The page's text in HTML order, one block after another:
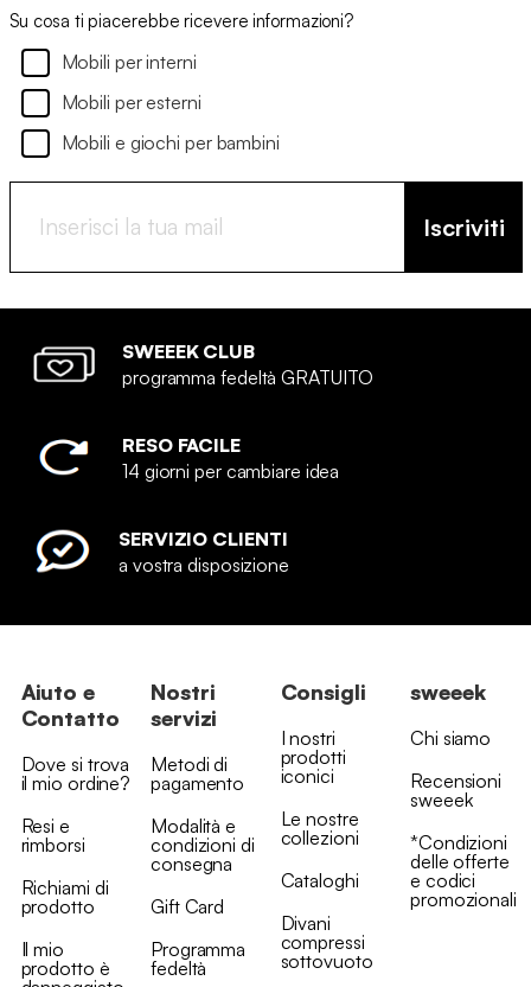
Su cosa ti piacerebbe ricevere informazioni?
Mobili per interni
Mobili per esterni
Mobili e giochi per bambini
Iscriviti
SWEEEK CLUB
programma fedeltà GRATUITO
RESO FACILE
14 giorni per cambiare idea
SERVIZIO CLIENTI
a vostra disposizione
Aiuto e
Contatto
Dove si trova
il mio ordine?
Resi e
rimborsi
Richiami di
prodotto
Il mio
prodotto è
Nostri
servizi
Metodi di
pagamento
Modalità e
condizioni di
consegna
Gift Card
Programma
fedeltà
Consigli
I nostri
prodotti
iconici
Le nostre
collezioni
Cataloghi
Divani
compressi
sottovuoto
sweeek
Chi siamo
Recensioni
sweeek
*Condizioni
delle offerte
e codici
promozionali